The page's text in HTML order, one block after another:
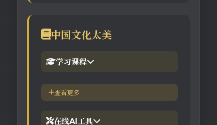
中国文化太美
学习课程
1.倪海厦官网备份版
查看更多
在线AI工具